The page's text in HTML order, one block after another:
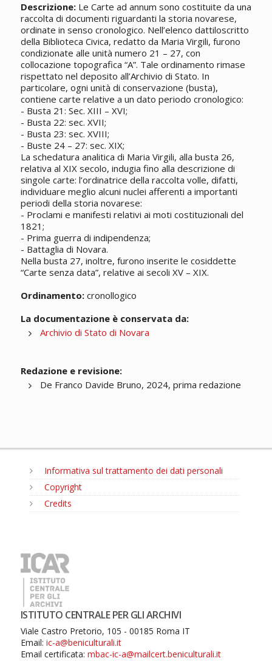
Descrizione:Le Carte ad annum sono costituite da una
raccolta di documenti riguardanti la storia novarese,
ordinate in senso cronologico. Nell’elenco dattiloscritto
della Biblioteca Civica, redatto da Maria Virgili, furono
condizionate alle unità numero 21 – 27, con
collocazione topografica “A”. Tale ordinamento rimase
rispettato nel deposito all’Archivio di Stato. In
particolare, ogni unità di conservazione (busta),
contiene carte relative a un dato periodo cronologico:
- Busta 21: Sec. XIII – XVI;
- Busta 22: sec. XVII;
- Busta 23: sec. XVIII;
- Buste 24 – 27: sec. XIX;
La schedatura analitica di Maria Virgili, alla busta 26,
relativa al XIX secolo, indugia fino alla descrizione di
singole carte: l’ordinatrice della raccolta volle, difatti,
individuare meglio alcuni nuclei afferenti a importanti
periodi della storia novarese:
- Proclami e manifesti relativi ai moti costituzionali del
1821;
- Prima guerra di indipendenza;
- Battaglia di Novara.
Nella busta 27, inoltre, furono inserite le cosiddette
“Carte senza data”, relative ai secoli XV – XIX.
Ordinamento:cronollogico
La documentazione è conservata da:
Archivio di Stato di Novara
Redazione e revisione:
De Franco Davide Bruno, 2024, prima redazione
Informativa sul trattamento dei dati personali
Copyright
Credits
ISTITUTO CENTRALE PER GLI ARCHIVI
Viale Castro Pretorio, 105 - 00185 Roma IT
Email: ic-a@beniculturali.it
Email certificata: mbac-ic-a@mailcert.beniculturali.it